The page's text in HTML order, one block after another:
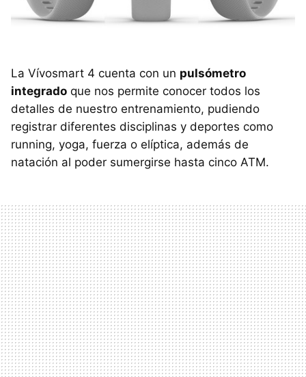
La Vívosmart 4 cuenta con un pulsómetro
integrado que nos permite conocer todos los
detalles de nuestro entrenamiento, pudiendo
registrar diferentes disciplinas y deportes como
running, yoga, fuerza o elíptica, además de
natación al poder sumergirse hasta cinco ATM.